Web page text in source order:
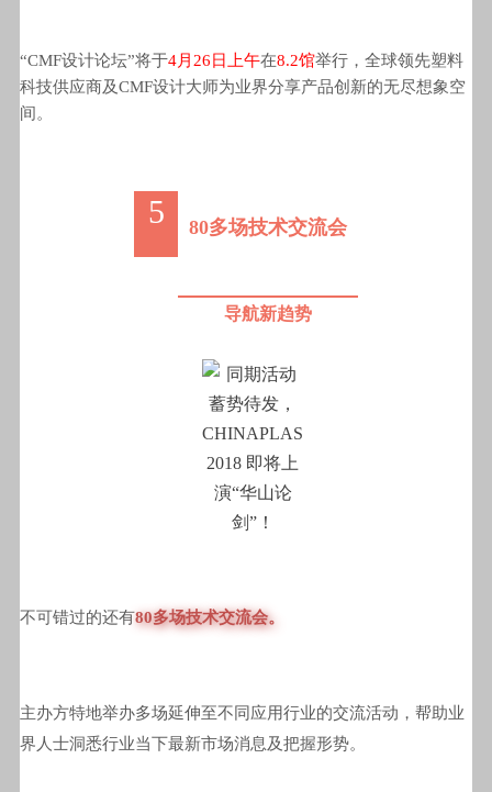
“CMF设计论坛”将于4月26日上午在8.2馆举行，全球领先塑料
科技供应商及CMF设计大师为业界分享产品创新的无尽想象空
间。
5 80多场技术交流会
导航新趋势
不可错过的还有80多场技术交流会。
主办方特地举办多场延伸至不同应用行业的交流活动，帮助业
界人士洞悉行业当下最新市场消息及把握形势。